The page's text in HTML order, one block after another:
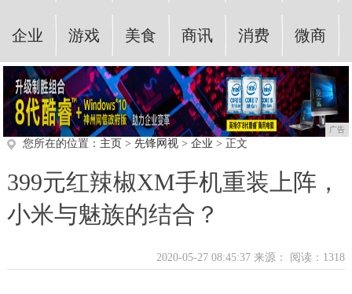
企业 游戏 美食 商讯 消费 微商
广告
您所在的位置： 主页 > 先锋网视> 企业 > 正文
399元红辣椒XM手机重装上阵，
小米与魅族的结合？
2020-05-27 08:45:37 来源： 阅读：1318